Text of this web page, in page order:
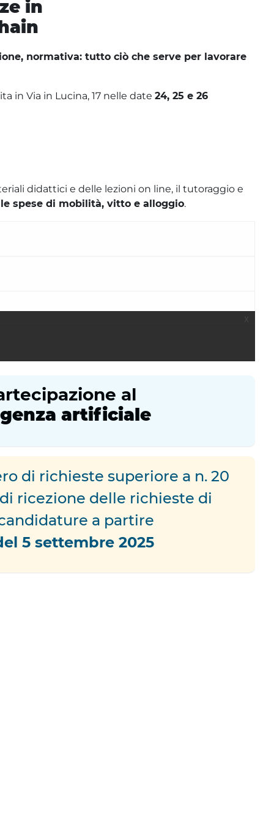
in
normativa: tutto ciò che serve per lavorare
in Via in Lucina, 17 nelle date 24, 25 e 26
didattici e delle lezioni on line, il tutoraggio e
spese di mobilità, vitto e alloggio.
al
artificiale
di richieste superiore a n. 20
ricezione delle richieste di
a partire
5 settembre 2025